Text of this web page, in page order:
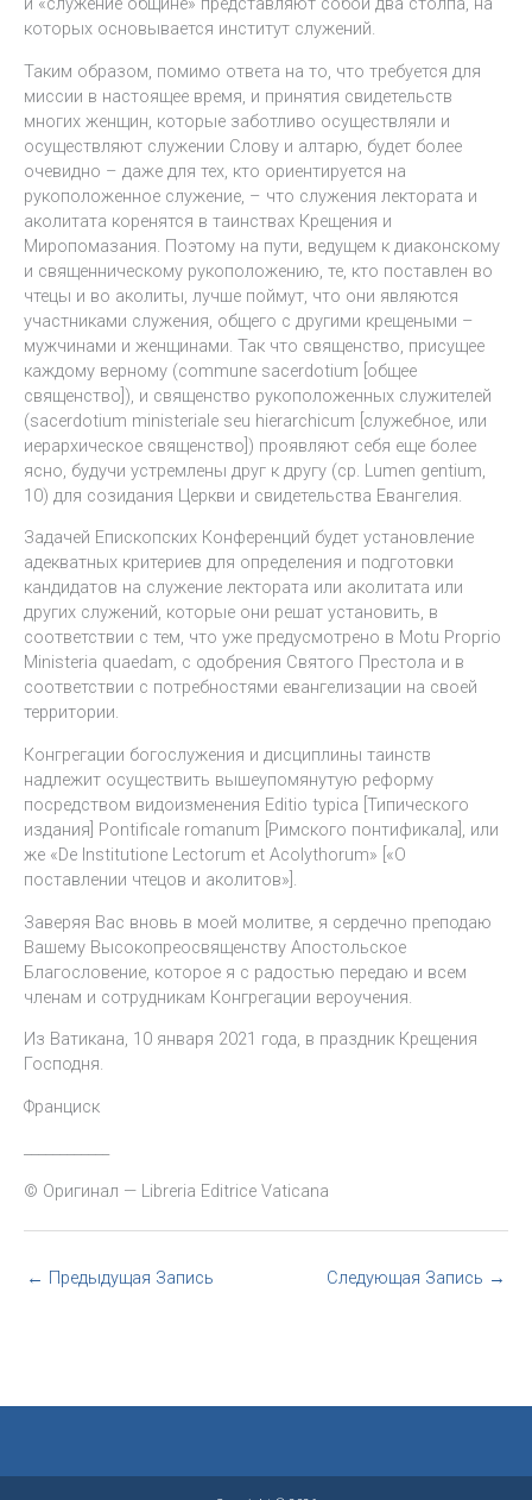
которых основывается институт служений.
Таким образом, помимо ответа на то, что требуется для
миссии в настоящее время, и принятия свидетельств
многих женщин, которые заботливо осуществляли и
осуществляют служении Слову и алтарю, будет более
очевидно – даже для тех, кто ориентируется на
рукоположенное служение, – что служения лектората и
аколитата коренятся в таинствах Крещения и
Миропомазания. Поэтому на пути, ведущем к диаконскому
и священническому рукоположению, те, кто поставлен во
чтецы и во аколиты, лучше поймут, что они являются
участниками служения, общего с другими крещеными –
мужчинами и женщинами. Так что священство, присущее
каждому верному (commune sacerdotium [общее
священство]), и священство рукоположенных служителей
(sacerdotium ministeriale seu hierarchicum [служебное, или
иерархическое священство]) проявляют себя еще более
ясно, будучи устремлены друг к другу (ср. Lumen gentium,
10) для созидания Церкви и свидетельства Евангелия.
Задачей Епископских Конференций будет установление
адекватных критериев для определения и подготовки
кандидатов на служение лектората или аколитата или
других служений, которые они решат установить, в
соответствии с тем, что уже предусмотрено в Motu Proprio
Ministeria quaedam, с одобрения Святого Престола и в
соответствии с потребностями евангелизации на своей
территории.
Конгрегации богослужения и дисциплины таинств
надлежит осуществить вышеупомянутую реформу
посредством видоизменения Editio typica [Типического
издания] Pontificale romanum [Римского понтификала], или
же «De Institutione Lectorum et Acolythorum» [«О
поставлении чтецов и аколитов»].
Заверяя Вас вновь в моей молитве, я сердечно преподаю
Вашему Высокопреосвященству Апостольское
Благословение, которое я с радостью передаю и всем
членам и сотрудникам Конгрегации вероучения.
Из Ватикана, 10 января 2021 года, в праздник Крещения
Господня.
Франциск
© Оригинал — Libreria Editrice Vaticana
← Предыдущая Запись Следующая Запись →